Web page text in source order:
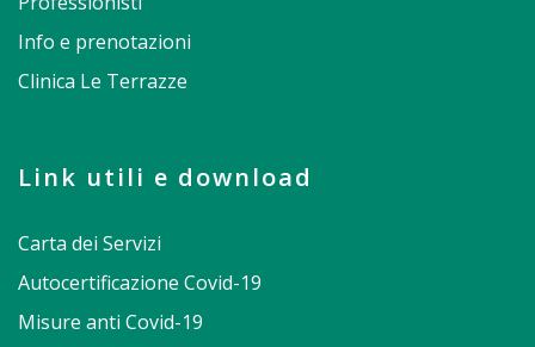
Info e prenotazioni
Clinica Le Terrazze
Link utili e download
Carta dei Servizi
Autocertificazione Covid-19
Misure anti Covid-19